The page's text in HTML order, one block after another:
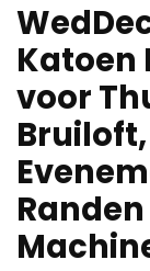
Katoen
voor